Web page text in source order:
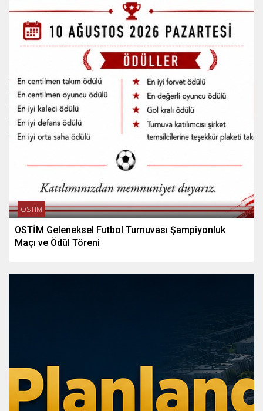
OSTİM
OSTİM Geleneksel Futbol Turnuvası Şampiyonluk
Maçı ve Ödül Töreni